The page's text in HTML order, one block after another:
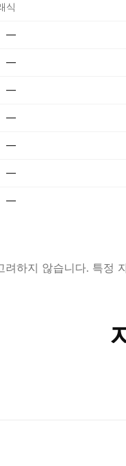
식
—
—
—
—
—
—
—
하지 않습니다. 특정